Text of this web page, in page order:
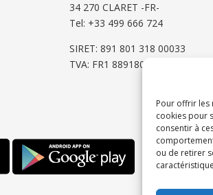
Pour offrir les
cookies pour
consentir à
ou de retirer
34 270 CLARET -FR-
Tel: ‭+33 499 666 724‬
SIRET: 891 801 318 00033
TVA: FR1 8891801318